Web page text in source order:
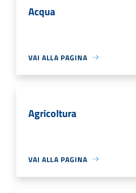
Acqua
VAI ALLA PAGINA
Agricoltura
VAI ALLA PAGINA